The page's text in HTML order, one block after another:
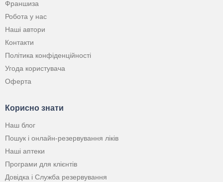
Франшиза
Робота у нас
Наші автори
Контакти
Політика конфіденційності
Угода користувача
Оферта
Корисно знати
Наш блог
Пошук і онлайн-резервування ліків
Наші аптеки
Програми для клієнтів
Довідка і Служба резервування